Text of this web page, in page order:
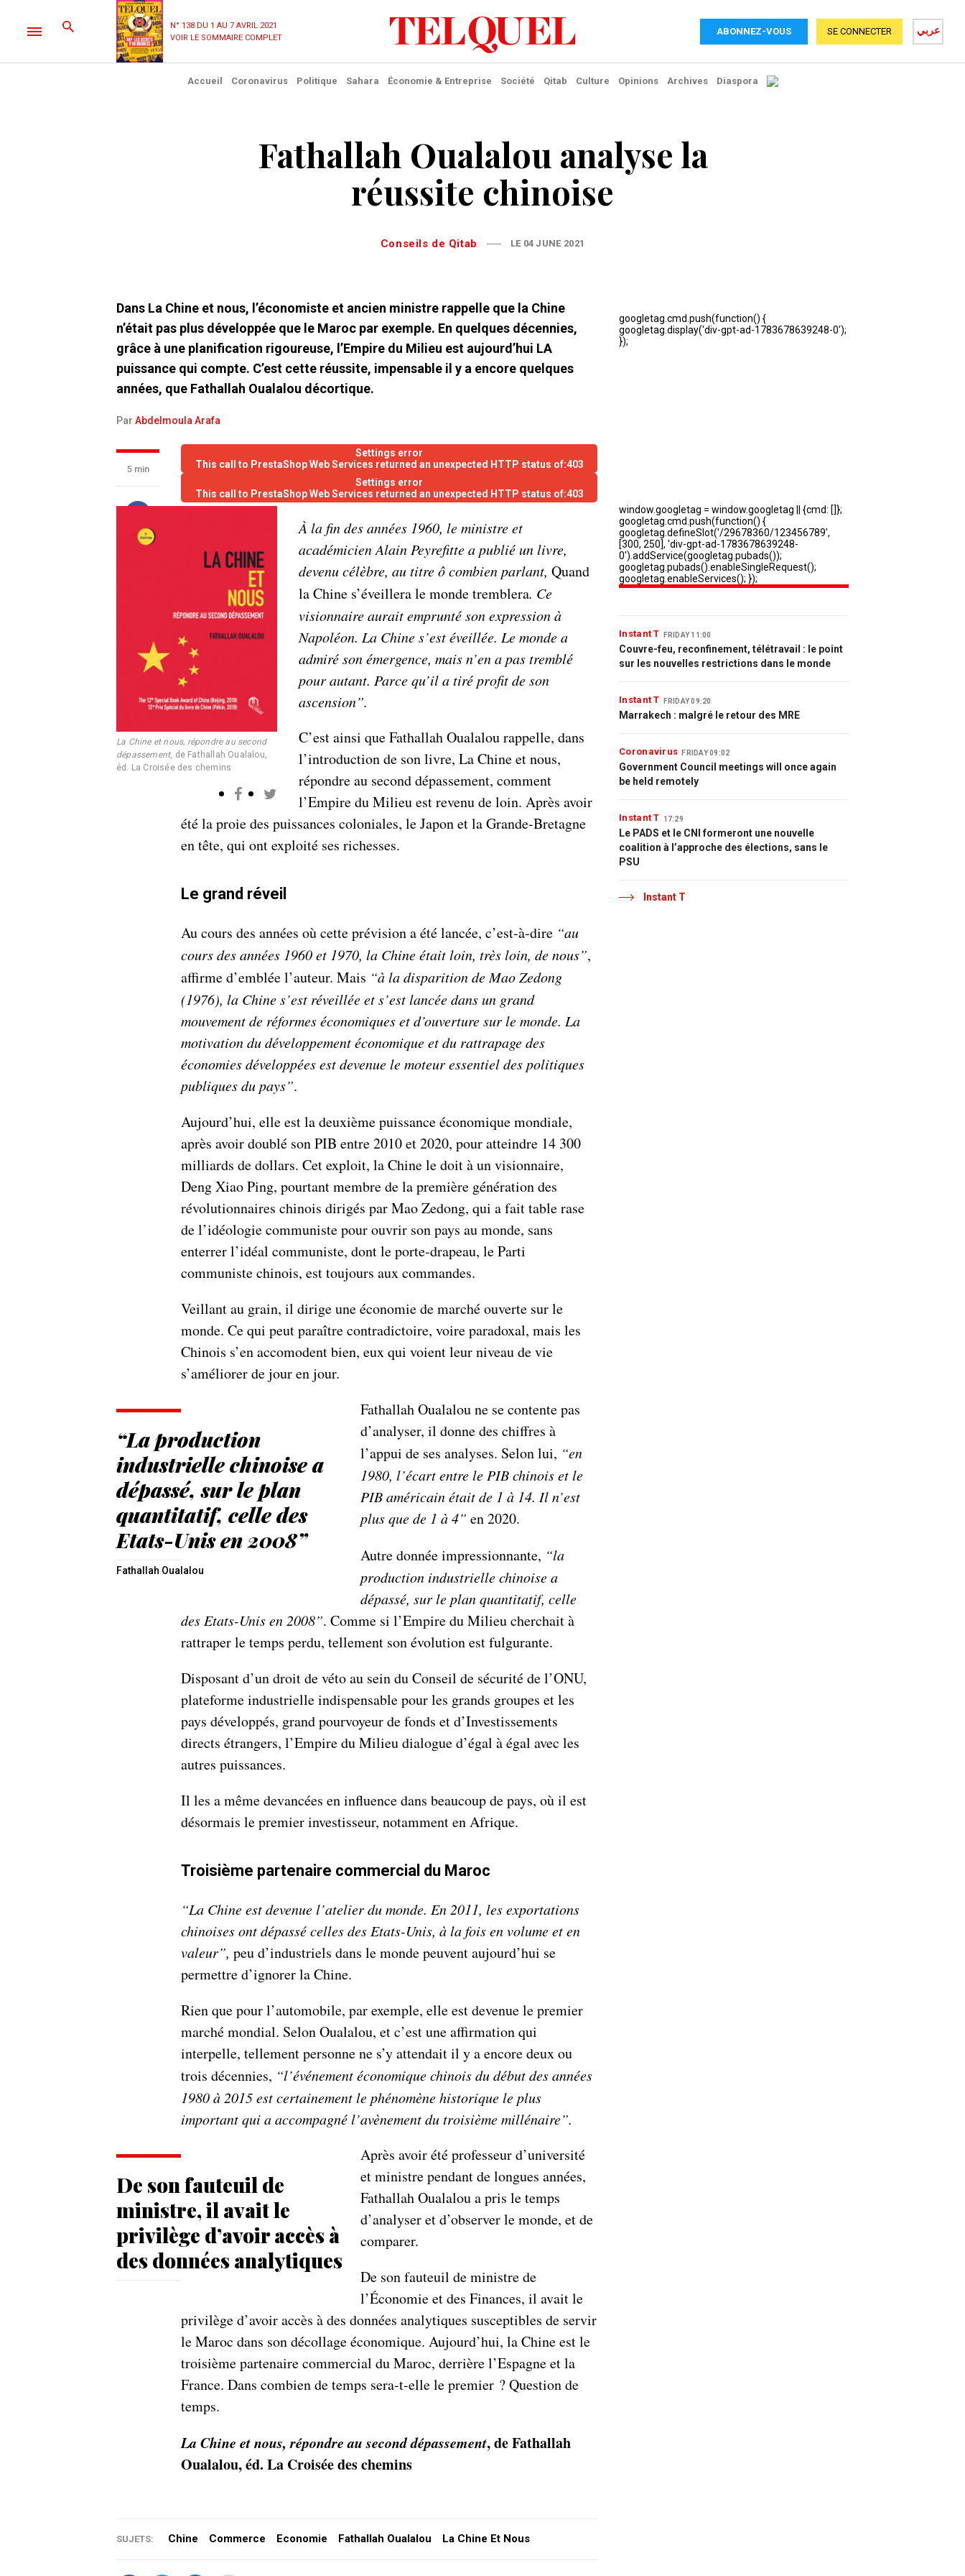
N° 138 DU 1 AU 7 AVRIL 2021
VOIR LE SOMMAIRE COMPLET
ABONNEZ-VOUS عربي SE CONNECTER
Accueil Coronavirus Politique Sahara Économie & Entreprise Société Qitab Culture Opinions Archives Diaspora
Fathallah Oualalou analyse la
réussite chinoise
Conseils de Qitab LE 04 JUNE 2021
Dans La Chine et nous, l’économiste et ancien ministre rappelle que la Chine
n’était pas plus développée que le Maroc par exemple. En quelques décennies,
grâce à une planification rigoureuse, l’Empire du Milieu est aujourd’hui LA
puissance qui compte. C’est cette réussite, impensable il y a encore quelques
années, que Fathallah Oualalou décortique.
Par Abdelmoula Arafa
5 min
Settings error
This call to PrestaShop Web Services returned an unexpected HTTP status of:403
Settings error
This call to PrestaShop Web Services returned an unexpected HTTP status of:403
La Chine et nous, répondre au second
dépassement, de Fathallah Oualalou,
éd. La Croisée des chemins
À la fin des années 1960, le ministre et
académicien Alain Peyrefitte a publié un livre,
devenu célèbre, au titre ô combien parlant, Quand
la Chine s’éveillera le monde tremblera. Ce
visionnaire aurait emprunté son expression à
Napoléon. La Chine s’est éveillée. Le monde a
admiré son émergence, mais n’en a pas tremblé
pour autant. Parce qu’il a tiré profit de son
ascension”.
C’est ainsi que Fathallah Oualalou rappelle, dans
l’introduction de son livre, La Chine et nous,
répondre au second dépassement, comment
l’Empire du Milieu est revenu de loin. Après avoir
été la proie des puissances coloniales, le Japon et la Grande-Bretagne
en tête, qui ont exploité ses richesses.
Le grand réveil
Au cours des années où cette prévision a été lancée, c’est-à-dire “au
cours des années 1960 et 1970, la Chine était loin, très loin, de nous”,
affirme d’emblée l’auteur. Mais “à la disparition de Mao Zedong
(1976), la Chine s’est réveillée et s’est lancée dans un grand
mouvement de réformes économiques et d’ouverture sur le monde. La
motivation du développement économique et du rattrapage des
économies développées est devenue le moteur essentiel des politiques
publiques du pays”.
Aujourd’hui, elle est la deuxième puissance économique mondiale,
après avoir doublé son PIB entre 2010 et 2020, pour atteindre 14 300
milliards de dollars. Cet exploit, la Chine le doit à un visionnaire,
Deng Xiao Ping, pourtant membre de la première génération des
révolutionnaires chinois dirigés par Mao Zedong, qui a fait table rase
de l’idéologie communiste pour ouvrir son pays au monde, sans
enterrer l’idéal communiste, dont le porte-drapeau, le Parti
communiste chinois, est toujours aux commandes.
Veillant au grain, il dirige une économie de marché ouverte sur le
monde. Ce qui peut paraître contradictoire, voire paradoxal, mais les
Chinois s’en accomodent bien, eux qui voient leur niveau de vie
s’améliorer de jour en jour.
“La production
industrielle chinoise a
dépassé, sur le plan
quantitatif, celle des
Etats-Unis en 2008”
Fathallah Oualalou
Fathallah Oualalou ne se contente pas
d’analyser, il donne des chiffres à
l’appui de ses analyses. Selon lui, “en
1980, l’écart entre le PIB chinois et le
PIB américain était de 1 à 14. Il n’est
plus que de 1 à 4” en 2020.
Autre donnée impressionnante, “la
production industrielle chinoise a
dépassé, sur le plan quantitatif, celle
des Etats-Unis en 2008”. Comme si l’Empire du Milieu cherchait à
rattraper le temps perdu, tellement son évolution est fulgurante.
Disposant d’un droit de véto au sein du Conseil de sécurité de l’ONU,
plateforme industrielle indispensable pour les grands groupes et les
pays développés, grand pourvoyeur de fonds et d’Investissements
directs étrangers, l’Empire du Milieu dialogue d’égal à égal avec les
autres puissances.
Il les a même devancées en influence dans beaucoup de pays, où il est
désormais le premier investisseur, notamment en Afrique.
Troisième partenaire commercial du Maroc
“La Chine est devenue l’atelier du monde. En 2011, les exportations
chinoises ont dépassé celles des Etats-Unis, à la fois en volume et en
valeur”, peu d’industriels dans le monde peuvent aujourd’hui se
permettre d’ignorer la Chine.
Rien que pour l’automobile, par exemple, elle est devenue le premier
marché mondial. Selon Oualalou, et c’est une affirmation qui
interpelle, tellement personne ne s’y attendait il y a encore deux ou
trois décennies, “l’événement économique chinois du début des années
1980 à 2015 est certainement le phénomène historique le plus
important qui a accompagné l’avènement du troisième millénaire”.
De son fauteuil de
ministre, il avait le
privilège d’avoir accès à
des données analytiques
Après avoir été professeur d’université
et ministre pendant de longues années,
Fathallah Oualalou a pris le temps
d’analyser et d’observer le monde, et de
comparer.
De son fauteuil de ministre de
l’Économie et des Finances, il avait le
privilège d’avoir accès à des données analytiques susceptibles de servir
le Maroc dans son décollage économique. Aujourd’hui, la Chine est le
troisième partenaire commercial du Maroc, derrière l’Espagne et la
France. Dans combien de temps sera-t-elle le premier ? Question de
temps.
La Chine et nous, répondre au second dépassement, de Fathallah
Oualalou, éd. La Croisée des chemins
SUJETS: Chine Commerce Economie Fathallah Oualalou La Chine Et Nous
Instant T FRIDAY 11:00
Couvre-feu, reconfinement, télétravail : le point
sur les nouvelles restrictions dans le monde
Instant T FRIDAY 09:20
Marrakech : malgré le retour des MRE
Coronavirus FRIDAY 09:02
Government Council meetings will once again
be held remotely
Instant T 17:29
Le PADS et le CNI formeront une nouvelle
coalition à l’approche des élections, sans le
PSU
Instant T